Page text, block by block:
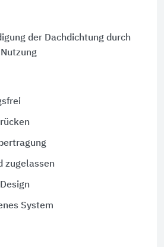
der Dachdichtung durch
zugelassen
System